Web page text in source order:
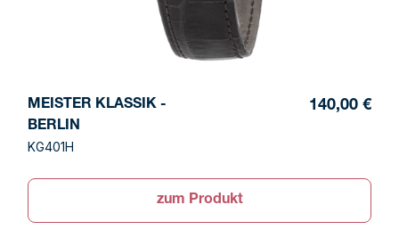
MEISTER KLASSIK -
BERLIN
KG401H
140,00 €
zum Produkt